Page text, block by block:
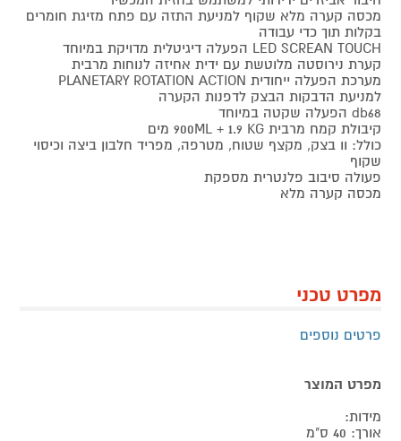
מכסה קערה מלא שקוף למניעת התזה עם פתח מזיגת חומרים
בקלות תוך כדי עבודה
LED SCREAN TOUCH הפעלה דיגיטלית מדויקת במיוחד
קערת נירוסטה מלוטשת עם ידית אחיזה לנוחות מרבית
מערכת הפעלה ייחודית PLANETARY ROTATION ACTION
למניעת הדבקות הבצק לדפנות הקערה
db68 הפעלה שקטה במיוחד
קיבולת קמח מרבית 900ML + 1.9 KG מים
כולל: וו בצק, מקצף שטוח, מטרפה, מפריד חלבון ביצה וכיסוי
שקוף
פעולה סיבוב פלנטרית מספקת
מכסה קערה מלא
מפרט טכני
פרטים נוספים
מפרט המוצר
מידות:
אורך: 40 ס"מ